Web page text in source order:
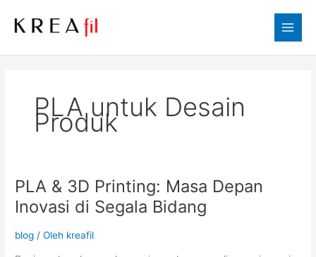
PLA untuk Desain
Produk
PLA & 3D Printing: Masa Depan
Inovasi di Segala Bidang
blog / Oleh kreafil
PLA
&
3D
Printing: